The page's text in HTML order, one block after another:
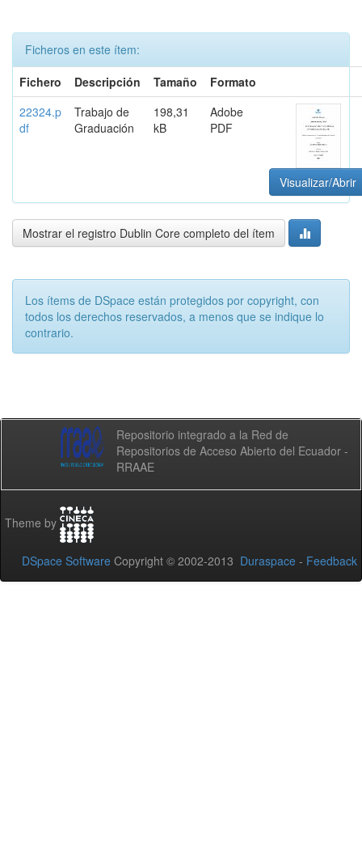
Ficheros en este ítem:
Fichero
Descripción Tamaño
Formato
22324.p
df
Trabajo de
Graduación
198,31
kB
Adobe
PDF
Visualizar/Abrir
Mostrar el registro Dublin Core completo del ítem
Los ítems de DSpace están protegidos por copyright, con
todos los derechos reservados, a menos que se indique lo
contrario.
Repositorio integrado a la Red de
Repositorios de Acceso Abierto del Ecuador -
RRAAE
Theme by
DSpace Software Copyright © 2002-2013 Duraspace - Feedback